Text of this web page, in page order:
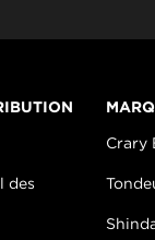
des
Crary